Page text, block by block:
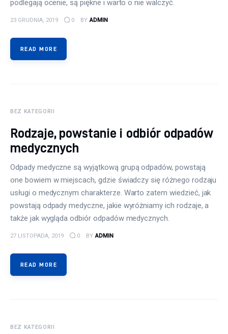
podlegają ocenie, są piękne i warto o nie walczyć.
23 GRUDNIA, 2019 0 BY ADMIN
READ MORE
BEZ KATEGORII
Rodzaje, powstanie i odbiór odpadów
medycznych
Odpady medyczne są wyjątkową grupą odpadów, powstają
one bowiem w miejscach, gdzie świadczy się różnego rodzaju
usługi o medycznym charakterze. Warto zatem wiedzieć, jak
powstają odpady medyczne, jakie wyróżniamy ich rodzaje, a
także jak wygląda odbiór odpadów medycznych.
27 LISTOPADA, 2019 0 BY ADMIN
READ MORE
BEZ KATEGORII